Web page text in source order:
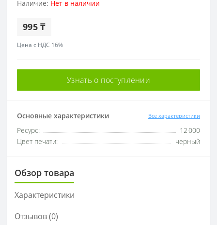
Наличие: Нет в наличии
995 ₸
Цена с НДС 16%
Узнать о поступлении
Основные характеристики Все характеристики
Ресурс:
12 000
Цвет печати:
черный
Обзор товара
Характеристики
Отзывов (0)